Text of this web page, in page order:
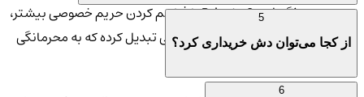
همچنین ویژگی Private Send با فراهم کردن حریم خصوصی بیشتر،
دش را به گزینه‌ای محبوب برای کاربرانی تبدیل کرده که به محرمانگی
از کجا می‌توان دش خریداری کرد؟